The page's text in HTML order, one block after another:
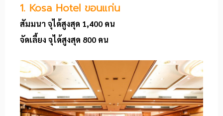
1. Kosa Hotel ขอนแก่น
สัมมนา จุได้สูงสุด 1,400 คน
จัดเลี้ยง จุได้สูงสุด 800 คน